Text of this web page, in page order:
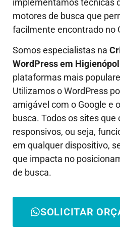
implementamos técnicas
motores de busca que
facilmente encontrado no
Somos especialistas na
WordPress em
plataformas mais
Utilizamos o WordPress
amigável com o Google e
busca. Todos os sites que
responsivos, ou seja,
em qualquer dispositivo,
que impacta no
de busca.
SOLICITAR